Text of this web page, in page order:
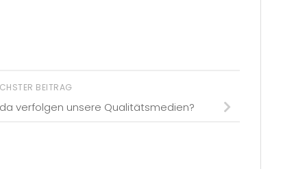
BEITRAG
verfolgen unsere Qualitätsmedien?